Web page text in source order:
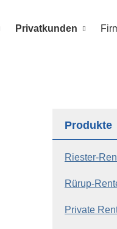
Privatkunden
Produkte
Riester-
Rürup-
Private